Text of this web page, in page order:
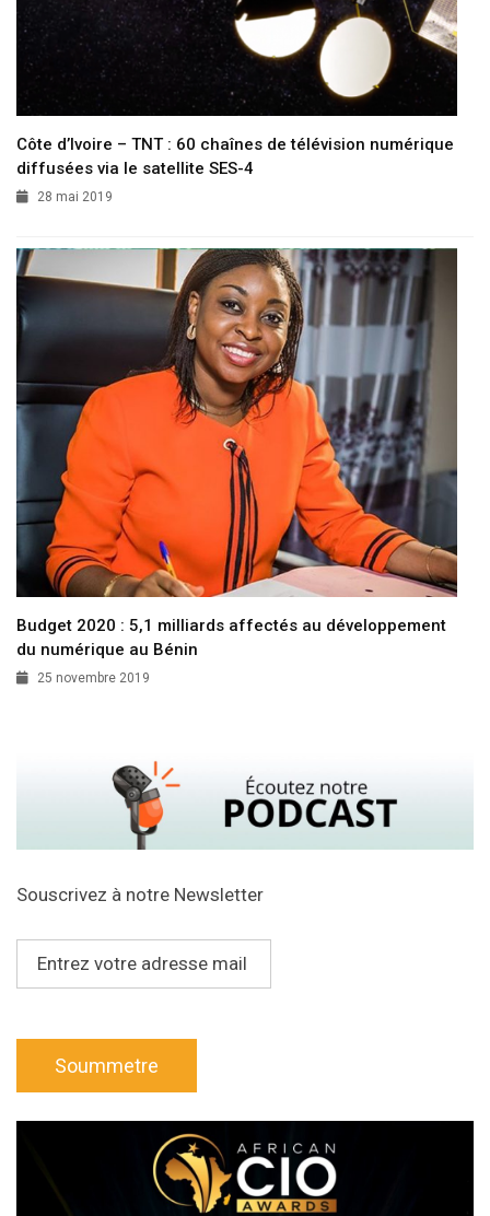
Côte d’Ivoire – TNT : 60 chaînes de télévision numérique
diffusées via le satellite SES-4
28 mai 2019
Budget 2020 : 5,1 milliards affectés au développement
du numérique au Bénin
25 novembre 2019
Souscrivez à notre Newsletter